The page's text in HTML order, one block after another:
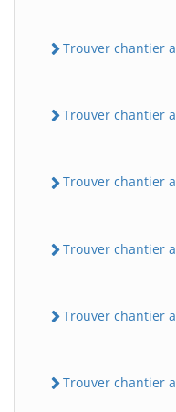
Trouver chantier
Trouver chantier
Trouver chantier
Trouver chantier
Trouver chantier
Trouver chantier